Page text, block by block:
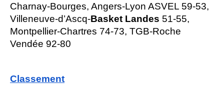
Charnay-Bourges, Angers-Lyon ASVEL 59-53,
Villeneuve-d’Ascq-Basket Landes 51-55,
Montpellier-Chartres 74-73, TGB-Roche
Vendée 92-80
Classement